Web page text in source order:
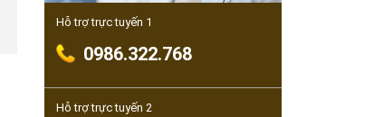
Hỗ trợ trực tuyến 1
0986.322.768
Hỗ trợ trực tuyến 2